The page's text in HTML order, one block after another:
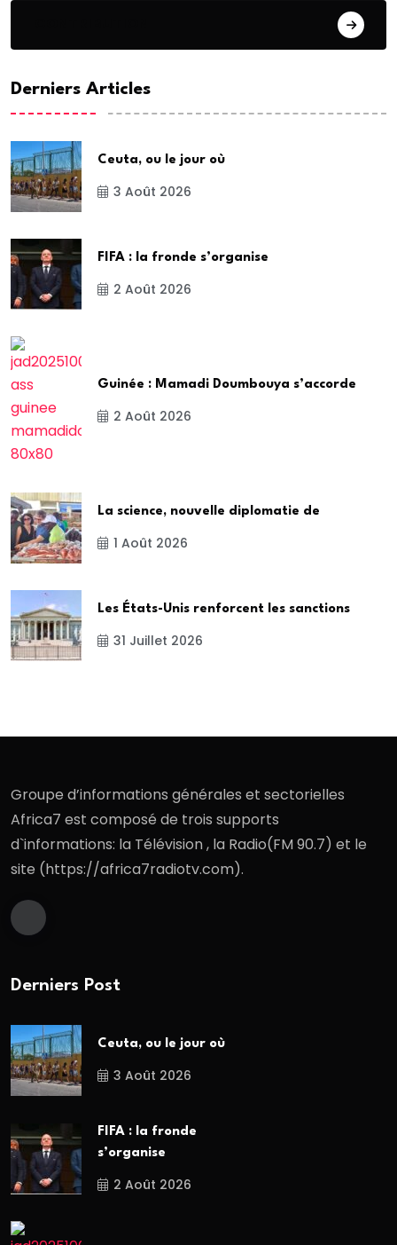
Derniers Articles
Ceuta, ou le jour où
3 Août 2026
FIFA : la fronde s’organise
2 Août 2026
Guinée : Mamadi Doumbouya s’accorde
2 Août 2026
La science, nouvelle diplomatie de
1 Août 2026
Les États-Unis renforcent les sanctions
31 Juillet 2026
Groupe d’informations générales et sectorielles
Africa7 est composé de trois supports
d`informations: la Télévision , la Radio(FM 90.7) et le
site (https://africa7radiotv.com).
Derniers Post
Ceuta, ou le jour où
3 Août 2026
FIFA : la fronde
s’organise
2 Août 2026